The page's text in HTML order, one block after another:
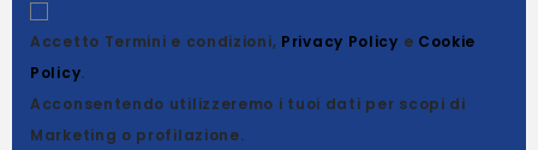
Accetto Termini e condizioni, Privacy Policy e Cookie
Policy.
Acconsentendo utilizzeremo i tuoi dati per scopi di
Marketing o profilazione.